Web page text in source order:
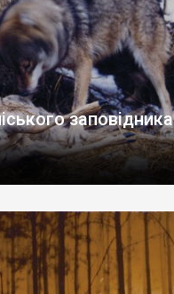
заповідника